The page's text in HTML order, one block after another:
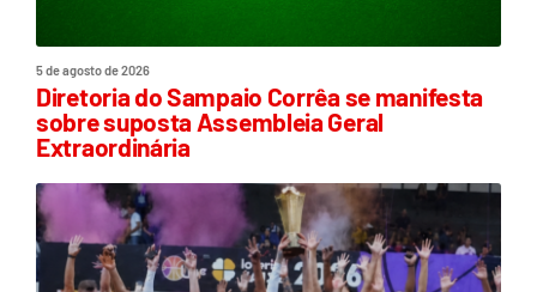
5 de agosto de 2026
Diretoria do Sampaio Corrêa se manifesta
sobre suposta Assembleia Geral
Extraordinária